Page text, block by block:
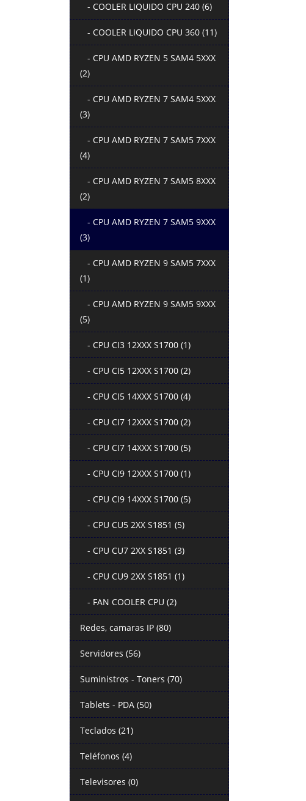
- COOLER LIQUIDO CPU 240 (6)
- COOLER LIQUIDO CPU 360 (11)
- CPU AMD RYZEN 5 SAM4 5XXX
(2)
- CPU AMD RYZEN 7 SAM4 5XXX
(3)
- CPU AMD RYZEN 7 SAM5 7XXX
(4)
- CPU AMD RYZEN 7 SAM5 8XXX
(2)
- CPU AMD RYZEN 7 SAM5 9XXX
(3)
- CPU AMD RYZEN 9 SAM5 7XXX
(1)
- CPU AMD RYZEN 9 SAM5 9XXX
(5)
- CPU CI3 12XXX S1700 (1)
- CPU CI5 12XXX S1700 (2)
- CPU CI5 14XXX S1700 (4)
- CPU CI7 12XXX S1700 (2)
- CPU CI7 14XXX S1700 (5)
- CPU CI9 12XXX S1700 (1)
- CPU CI9 14XXX S1700 (5)
- CPU CU5 2XX S1851 (5)
- CPU CU7 2XX S1851 (3)
- CPU CU9 2XX S1851 (1)
- FAN COOLER CPU (2)
Redes, camaras IP (80)
Servidores (56)
Suministros - Toners (70)
Tablets - PDA (50)
Teclados (21)
Teléfonos (4)
Televisores (0)